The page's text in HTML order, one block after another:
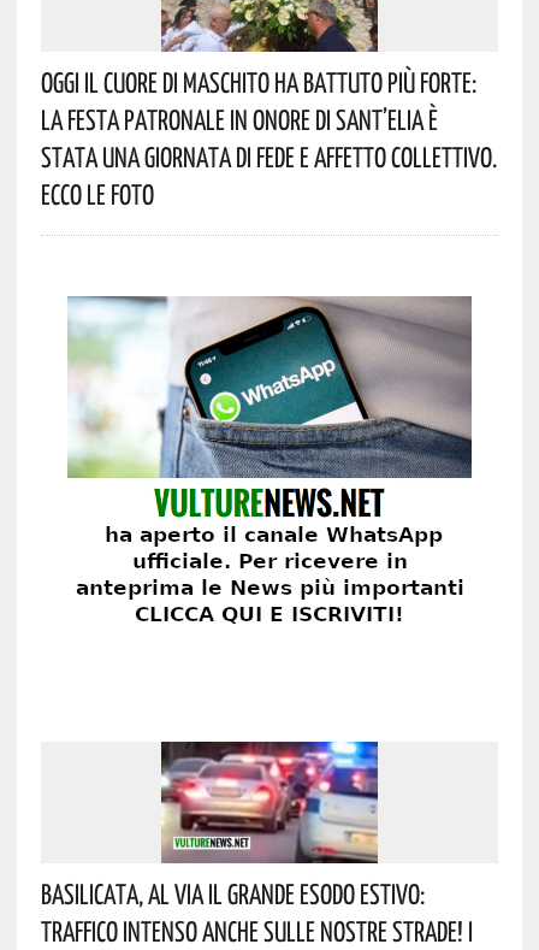
Oggi Il Cuore Di Maschito Ha Battuto Più Forte:
La Festa Patronale In Onore Di Sant’Elia È
Stata Una Giornata Di Fede E Affetto Collettivo.
Ecco Le Foto
Basilicata, Al Via Il Grande Esodo Estivo:
Traffico Intenso Anche Sulle Nostre Strade! I